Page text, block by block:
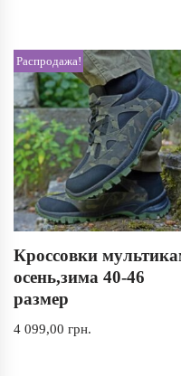
Распродажа!
Кроссовки
осень,зима 40-46
размер
4 099,00 грн.